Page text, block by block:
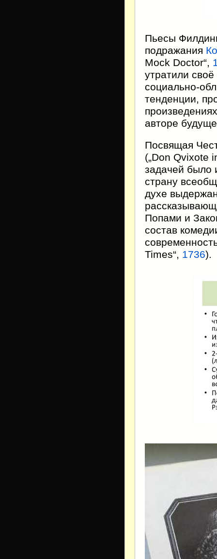
Пьесы
подражания
Mock Doctor“,
утратили
социально-
тенденции,
авторе
Посвящая
(„Don Qvixote
задачей было
страну
духе
Попами и
состав
Times“, 1736).